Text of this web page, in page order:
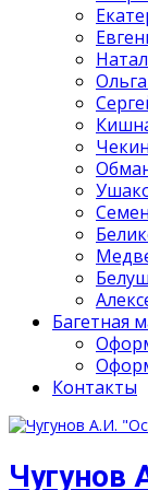
Багетная
Контакты
Чугунов